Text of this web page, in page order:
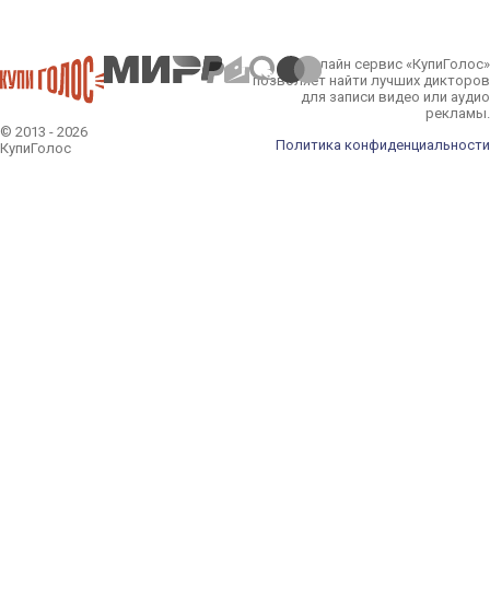
© 2013 - 2026
КупиГолос
Онлайн сервис «КупиГолос»
позволяет найти лучших дикторов
для записи видео или аудио
рекламы.
Политика конфиденциальности